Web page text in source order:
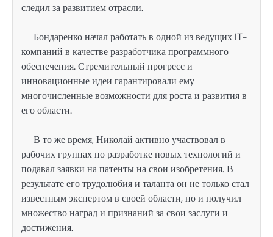
следил за развитием отрасли.
Бондаренко начал работать в одной из ведущих IT-
компаний в качестве разработчика программного
обеспечения. Стремительный прогресс и
инновационные идеи гарантировали ему
многочисленные возможности для роста и развития в
его области.
В то же время, Николай активно участвовал в
рабочих группах по разработке новых технологий и
подавал заявки на патенты на свои изобретения. В
результате его трудолюбия и таланта он не только стал
известным экспертом в своей области, но и получил
множество наград и признаний за свои заслуги и
достижения.